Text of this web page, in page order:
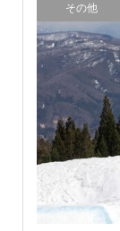
その他